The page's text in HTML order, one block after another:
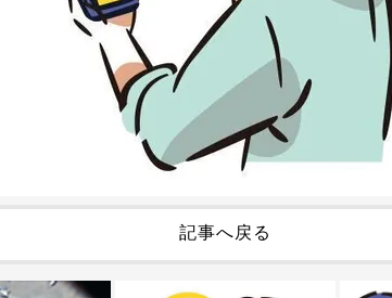
記事へ戻る